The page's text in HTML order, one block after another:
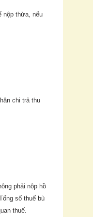
nộp thừa, nếu
chi trả thu
phải nộp hồ
số thuế bù
thuế.